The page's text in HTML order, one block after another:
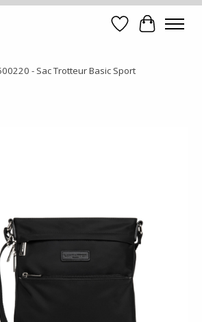
Liste dePanier
- Sac Trotteur Basic Sport